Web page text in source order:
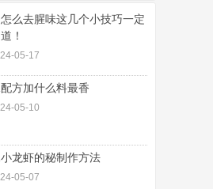
么去腥味这几个小技巧一定
！
05-17
方加什么料最香
05-10
龙虾的秘制作方法
05-07